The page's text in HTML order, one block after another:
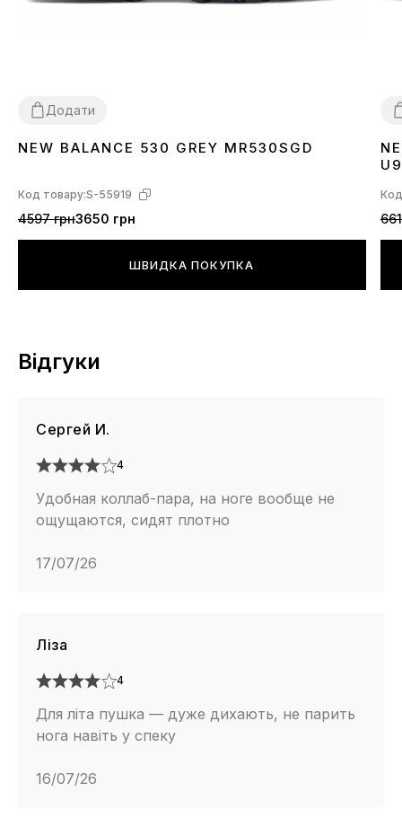
Додати
3637 3839404142 434445
NEW BALANCE 530 GREY MR530SGD
Код товару:S-55919
4597 грн3650 грн
ШВИДКА ПОКУПКА
Відгуки
Сергей И.
4
Удобная коллаб-пара, на ноге вообще не
ощущаются, сидят плотно
17/07/26
Ліза
4
Для літа пушка — дуже дихають, не парить
нога навіть у спеку
16/07/26